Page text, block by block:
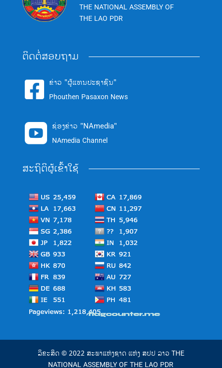
THE NATIONAL ASSEMBLY OF
THE LAO PDR
ຕິດຕໍ່ສອບຖາມ
 ຂ່າວ "ຜູ້ແທນປະຊາຊົນ"
Phouthen Pasaxon News
 ຊ່ອງຂ່າວ "NAmedia"
NAmedia Channel
ສະຖິຕິຜູ້ເຂົ້າໃຊ້
ລິຂະສິດ © 2022 ສະພາແຫ່ງຊາດ ແຫ່ງ ສປປ ລາວ THE
NATIONAL ASSEMBLY OF THE LAO PDR